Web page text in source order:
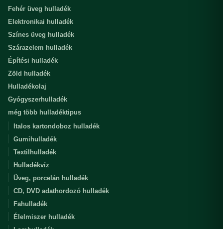
Fehér üveg hulladék
Elektronikai hulladék
Színes üveg hulladék
Szárazelem hulladék
Építési hulladék
Zöld hulladék
Hulladékolaj
Gyógyszerhulladék
még több hulladéktipus
Italos kartondoboz hulladék
Gumihulladék
Textilhulladék
Hulladékvíz
Üveg, porcelán hulladék
CD, DVD adathordozó hulladék
Fahulladék
Élelmiszer hulladék